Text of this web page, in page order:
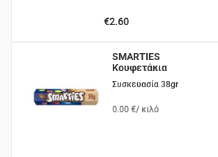
€2.60
SMARTIES
Κουφετάκια
Σοκολάτας
Συσκευασία 38gr
0.00 €/ κιλό